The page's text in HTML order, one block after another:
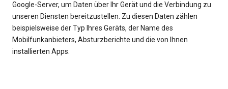
Google-Server, um Daten über Ihr Gerät und die Verbindung zu
unseren Diensten bereitzustellen. Zu diesen Daten zählen
beispielsweise der Typ Ihres Geräts, der Name des
Mobilfunkanbieters, Absturzberichte und die von Ihnen
installierten Apps.